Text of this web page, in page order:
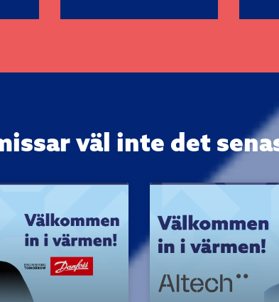
väl inte det